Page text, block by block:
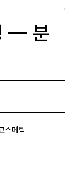
— 분
스메틱